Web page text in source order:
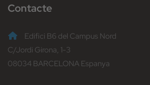
Contacte
Edifici B6 del Campus Nord
C/Jordi Girona, 1-3
08034 BARCELONA Espanya